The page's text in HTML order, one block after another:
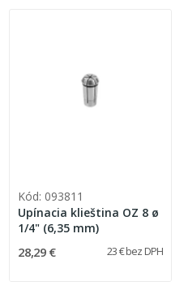
Kód: 093811
Upínacia klieština OZ 8 ø
1/4" (6,35 mm)
28,29 € 23 € bez DPH